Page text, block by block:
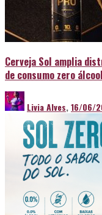
Cerveja Sol amplia
de consumo zero álcool
Livia Alves,16/06/